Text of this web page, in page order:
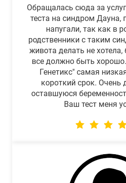
Обращалась сюда за
теста на синдром Дауна,
напугали, так как в
родственники с таким
живота делать не
все должно быть
Генетикс" самая
короткий срок. Очень
оставшуюся
Ваш тест меня